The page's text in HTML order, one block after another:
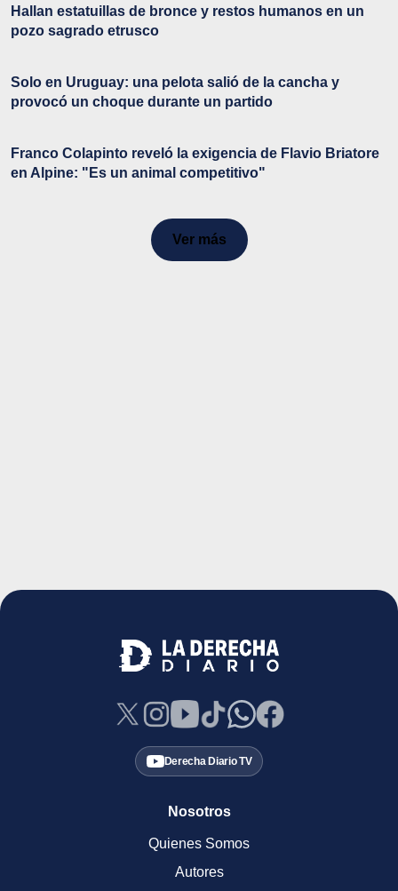
Hallan estatuillas de bronce y restos humanos en un
pozo sagrado etrusco
Solo en Uruguay: una pelota salió de la cancha y
provocó un choque durante un partido
Franco Colapinto reveló la exigencia de Flavio Briatore
en Alpine: "Es un animal competitivo"
Ver más
Derecha Diario TV
Nosotros
Quienes Somos
Autores